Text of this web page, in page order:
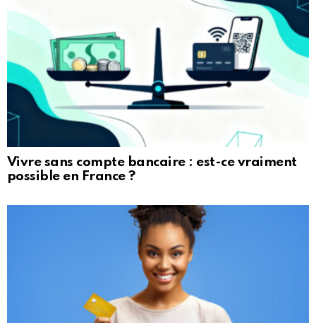
Vivre sans compte bancaire : est-ce vraiment
possible en France ?